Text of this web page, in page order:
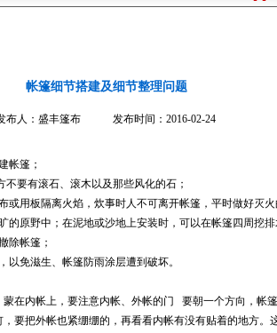
帐篷细节搭建及细节整理问题
布人：盛丰篷布 发布时间：2016-02-24
帐篷；
要有滚石、滚木以及那些风化的石；
或用板隔离火焰，炊事时人不可离开帐篷，平时做好灭
的原野中；在泥地或沙地上安装时，可以在帐篷四周挖排
除帐篷；
免滋生、帐篷防雨涂层遭到破坏。
在内帐上，要注意内帐、外帐的门 要朝一个方向，帐
要把外帐也紧绷绷的，再看看内帐有没有贴着的地方。